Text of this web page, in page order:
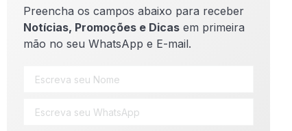
Preencha os campos abaixo para receber
Notícias, Promoções e Dicas em primeira
mão no seu WhatsApp e E-mail.